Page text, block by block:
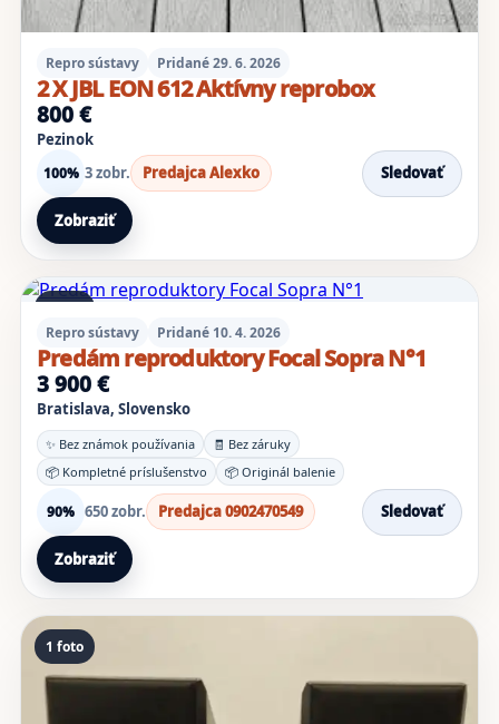
Repro sústavy Pridané 29. 6. 2026
2 X JBL EON 612 Aktívny reprobox
800 €
Pezinok
100% 3 zobr. Predajca Alexko Sledovať
Zobraziť
1 foto
Repro sústavy
Pridané 10. 4. 2026
Predám reproduktory Focal Sopra N°1
3 900 €
Bratislava, Slovensko
✨ Bez známok používania
🧾 Bez záruky
📦 Kompletné príslušenstvo
📦 Originál balenie
90% 650 zobr. Predajca 0902470549 Sledovať
Zobraziť
1 foto